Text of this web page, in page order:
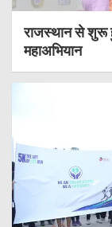
राजस्थान से शुरू
महाअभियान